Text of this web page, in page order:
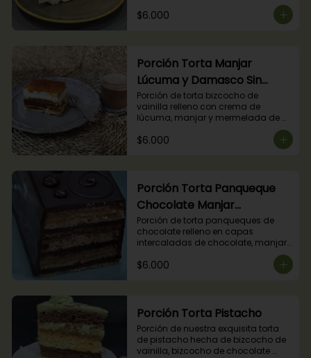
$6.000
Porción Torta Manjar
Lúcuma y Damasco Sin
Azúcar
Porción de torta bizcocho de
vainilla relleno con crema de
lúcuma, manjar y mermelada de
diabéticos).
$6.000
Porción Torta Panqueque
Chocolate Manjar
Frambuesa
Porción de torta panqueques de
chocolate relleno en capas
intercaladas de chocolate, manjar
$6.000
Porción Torta Pistacho
Porción de nuestra exquisita torta
de pistacho hecha de bizcocho de
vainilla, bizcocho de chocolate